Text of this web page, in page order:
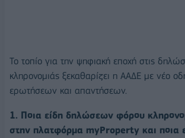
Το τοπίο για την ψηφιακή εποχή στις
κληρονομιάς ξεκαθαρίζει η ΑΑΔΕ με νέο
ερωτήσεων και απαντήσεων.
1. Ποια είδη δηλώσεων φόρου
στην πλατφόρμα myProperty και ποια